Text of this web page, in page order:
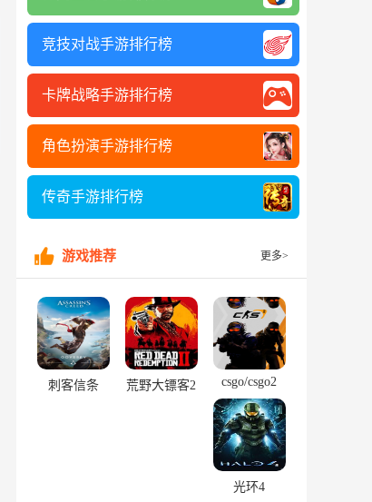
竞技对战手游排行榜
卡牌战略手游排行榜
角色扮演手游排行榜
传奇手游排行榜
游戏推荐 更多>
刺客信条 荒野大镖客2 csgo/csgo2
光环4